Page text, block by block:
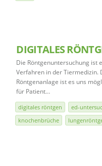
DIGITALES
Die Röntgenuntersuchung ist
Verfahren in der Tiermedizin.
Röntgenanlage ist es uns
für Patient…
digitales röntgen ed-
knochenbrüche